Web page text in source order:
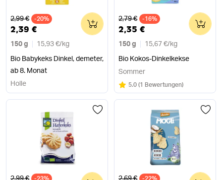
Alter Preis
2,99 € -20%
2,39 €
150 g 15,93 €/ kg
Bio Babykeks Dinkel, demeter,
ab 8. Monat
0
Holle
Alter Preis
2,79 € -16%
2,35 €
150 g 15,67 €/ kg
Bio Kokos-Dinkelkekse
0
Sommer
Bewertung:
5.0/5
(1 Bewertungen)
Alter Preis
2,99 € -23% Alter Preis
2,69 € -22%